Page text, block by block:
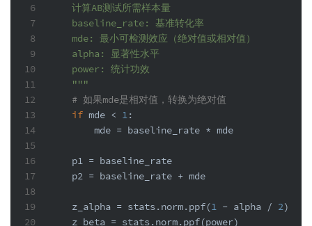
6
7
8
9
10
11
12
13
14
15
16
17
18
19
20
    计算AB测试所需样本量
    baseline_rate: 基准转化率
    mde: 最小可检测效应（绝对值或相对值）
    alpha: 显著性水平
    power: 统计功效
    """
# 如果mde是相对值，转换为绝对值
if mde < 1:
        mde = baseline_rate * mde
    p1 = baseline_rate
    p2 = baseline_rate + mde
    z_alpha = stats.norm.ppf(
1 - alpha / 2)
    z_beta = stats.norm.ppf(power)